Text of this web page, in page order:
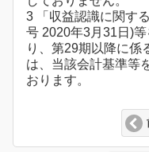
3 「収益認識に関す
号 2020年3月31日)
り、第29期以降に係
は、当該会計基準等
おります。